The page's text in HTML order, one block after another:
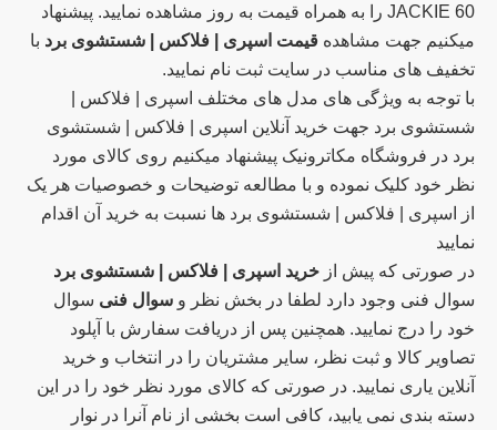
JACKIE 60 را به همراه قیمت به روز مشاهده نمایید. پیشنهاد
میکنیم جهت مشاهده قیمت اسپری | فلاکس | شستشوی برد با
تخفیف های مناسب در سایت ثبت نام نمایید.
با توجه به ویژگی های مدل های مختلف اسپری | فلاکس |
شستشوی برد جهت خرید آنلاین اسپری | فلاکس | شستشوی
برد در فروشگاه مکاترونیک پیشنهاد میکنیم روی کالای مورد
نظر خود کلیک نموده و با مطالعه توضیحات و خصوصیات هر یک
از اسپری | فلاکس | شستشوی برد ها نسبت به خرید آن اقدام
نمایید
در صورتی که پیش از خرید اسپری | فلاکس | شستشوی برد
سوال فنی وجود دارد لطفا در بخش نظر و سوال فنی سوال
خود را درج نمایید. همچنین پس از دریافت سفارش با آپلود
تصاویر کالا و ثبت نظر، سایر مشتریان را در انتخاب و خرید
آنلاین یاری نمایید. در صورتی که کالای مورد نظر خود را در این
دسته بندی نمی یابید، کافی است بخشی از نام آنرا در نوار